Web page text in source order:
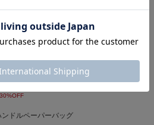
ーズでも着用できました👌🏻
感があり、
なれ感が出ます✨
Free
31%OFF
スリーブプルオーバー
Free
30%OFF
ンドルペーパーバッグ